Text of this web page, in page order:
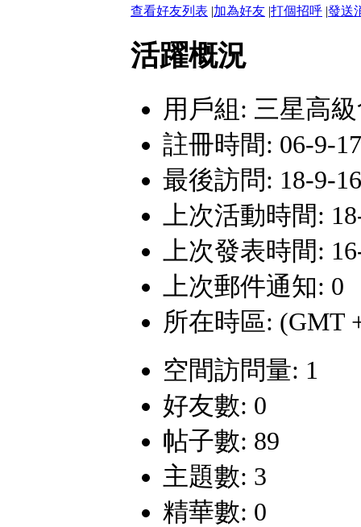
查看好友列表 |加為好友 |打個招呼 |發送
活躍概況
用戶組: 三星高
註冊時間: 06-9-
最後訪問: 18-9-
上次活動時間:
上次發表時間:
上次郵件通知: 0
所在時區: (GMT
空間訪問量: 1
好友數: 0
帖子數: 89
主題數: 3
精華數: 0